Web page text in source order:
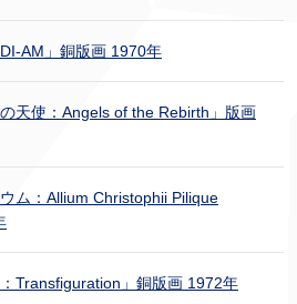
AM」銅版画 1970年
天使：Angels of the Rebirth」版画
ム：Allium Christophii Pilique
Transfiguration」銅版画 1972年